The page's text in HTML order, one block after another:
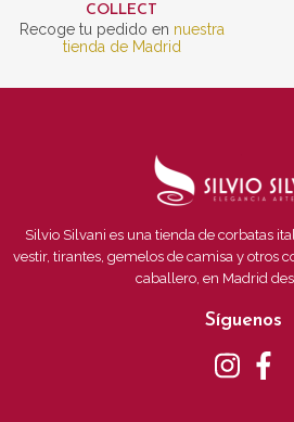
COLLECT
Recoge tu pedido en nuestra
tienda de Madrid
Silvio Silvani es una tienda de corbatas
vestir, tirantes, gemelos de camisa y otros
caballero, en Madrid
Síguenos